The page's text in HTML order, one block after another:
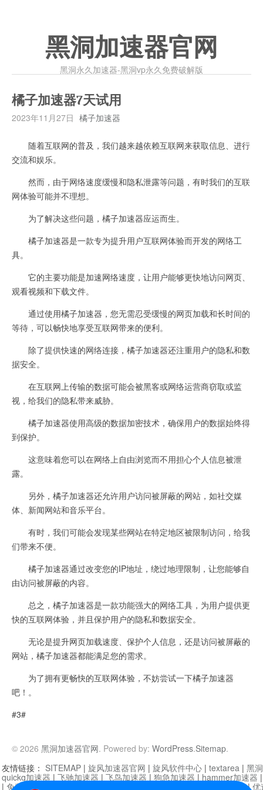
黑洞加速器官网
黑洞永久加速器-黑洞vp永久免费破解版
橘子加速器7天试用
2023年11月27日 橘子加速器
随着互联网的普及，我们越来越依赖互联网来获取信息、进行
交流和娱乐。
然而，由于网络速度缓慢和隐私泄露等问题，有时我们的互联
网体验可能并不理想。
为了解决这些问题，橘子加速器应运而生。
橘子加速器是一款专为提升用户互联网体验而开发的网络工
具。
它的主要功能是加速网络速度，让用户能够更快地访问网页、
观看视频和下载文件。
通过使用橘子加速器，您无需忍受缓慢的网页加载和长时间的
等待，可以畅快地享受互联网带来的便利。
除了提供快速的网络连接，橘子加速器还注重用户的隐私和数
据安全。
在互联网上传输的数据可能会被黑客或网络运营商窃取或监
视，给我们的隐私带来威胁。
橘子加速器使用高级的数据加密技术，确保用户的数据始终得
到保护。
这意味着您可以在网络上自由浏览而不用担心个人信息被泄
露。
另外，橘子加速器还允许用户访问被屏蔽的网站，如社交媒
体、新闻网站和音乐平台。
有时，我们可能会发现某些网站在特定地区被限制访问，给我
们带来不便。
橘子加速器通过改变您的IP地址，绕过地理限制，让您能够自
由访问被屏蔽的内容。
总之，橘子加速器是一款功能强大的网络工具，为用户提供更
快的互联网体验，并且保护用户的隐私和数据安全。
无论是提升网页加载速度、保护个人信息，还是访问被屏蔽的
网站，橘子加速器都能满足您的需求。
为了拥有更畅快的互联网体验，不妨尝试一下橘子加速器
吧！。
#3#
© 2026 黑洞加速器官网. Powered by: WordPress.Sitemap.
友情链接： SITEMAP | 旋风加速器官网 | 旋风软件中心 | textarea | 黑
quickq加速器 | 飞驰加速器 | 飞鸟加速器 | 狗急加速器 | hammer加速器
| 免费vqn加速外网 迷雾通|优